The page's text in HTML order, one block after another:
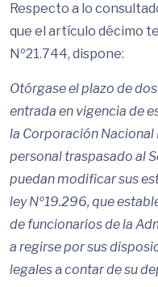
Respecto a lo
que el artículo décimo
Nº21.744, dispone:
Otórgase el plazo de
entrada en vigencia de
la Corporación Nacional
personal traspasado al
puedan modificar sus
ley Nº19.296, que
de funcionarios de la
a regirse por sus
legalesa contar de su